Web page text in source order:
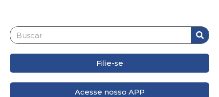
Filie-se
Acesse nosso APP